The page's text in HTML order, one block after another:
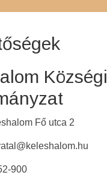
Községi
Fő utca 2
900